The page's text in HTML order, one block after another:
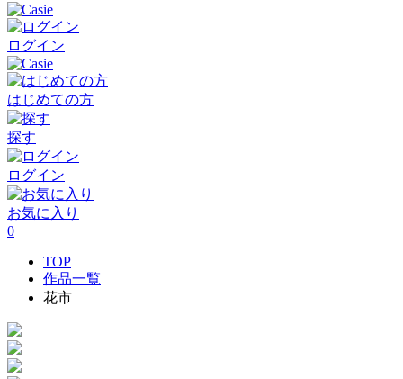
ログイン
はじめての方
探す
ログイン
お気に入り
0
TOP
作品一覧
花市